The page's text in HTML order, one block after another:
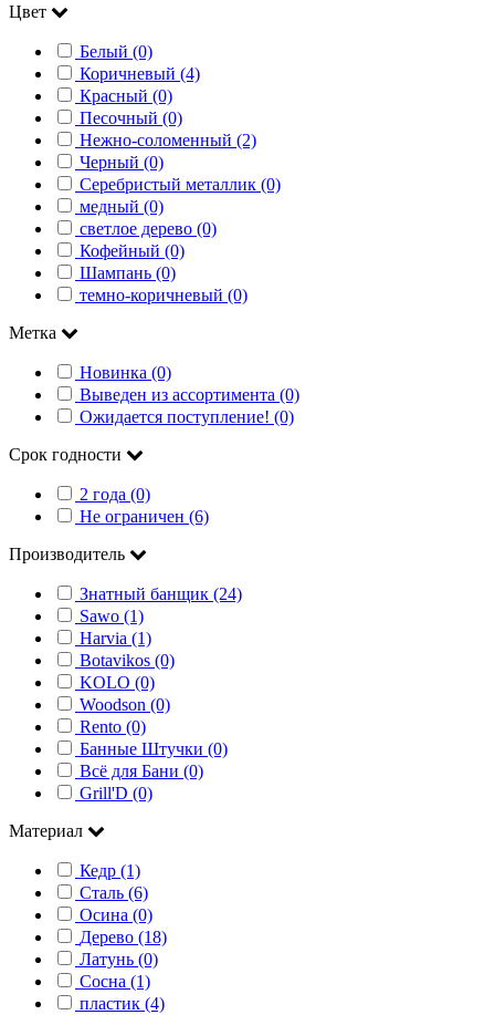
Цвет
Белый (0)
Коричневый (4)
Красный (0)
Песочный (0)
Нежно-соломенный (2)
Черный (0)
Серебристый металлик (0)
медный (0)
светлое дерево (0)
Кофейный (0)
Шампань (0)
темно-коричневый (0)
Метка
Новинка (0)
Выведен из ассортимента (0)
Ожидается поступление! (0)
Срок годности
2 года (0)
Не ограничен (6)
Производитель
Знатный банщик (24)
Sawo (1)
Harvia (1)
Botavikos (0)
KOLO (0)
Woodson (0)
Rento (0)
Банные Штучки (0)
Всё для Бани (0)
Grill'D (0)
Материал
Кедр (1)
Сталь (6)
Осина (0)
Дерево (18)
Латунь (0)
Сосна (1)
пластик (4)